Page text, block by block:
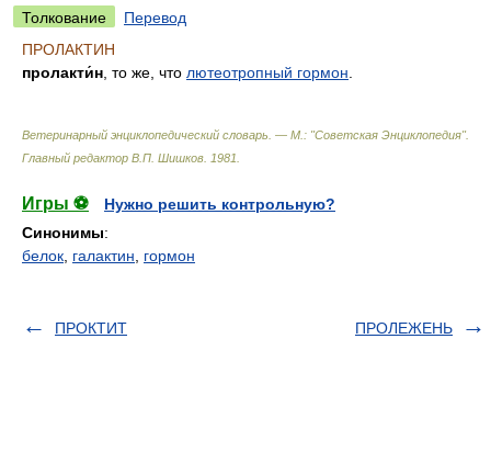
Толкование
Перевод
ПРОЛАКТИН
пролакти́н , то же, что лютеотропный гормон
Ветеринарный энциклопедический словарь. — М.: "Советская Энциклопедия".
Главный редактор В.П. Шишков 1981
Игры ⚽
Нужно решить контрольную?
Синонимы:
белок галактин гормон
ПРОКТИТ ПРОЛЕЖЕНЬ